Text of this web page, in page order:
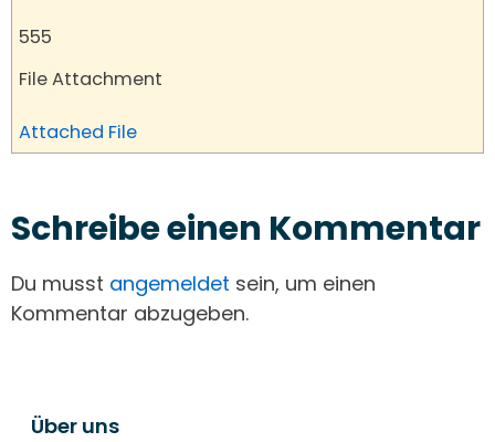
555
File Attachment
Attached File
Schreibe einen Kommentar
Du musst angemeldet sein, um einen
Kommentar abzugeben.
Über uns